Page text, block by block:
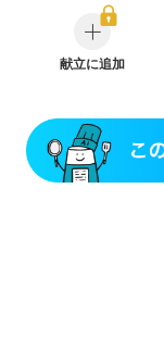
CKD（ステージ３b）
乳がん（ホルモン療
乳がん治療を終え
低栄養予防
献立に追加